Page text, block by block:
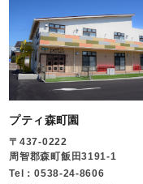
プティ森町園
〒437-0222
周智郡森町飯田3191-1
Tel：0538-24-8606